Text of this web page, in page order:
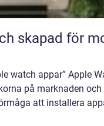
skapad för
watch appar” Apple
på marknaden och
att installera